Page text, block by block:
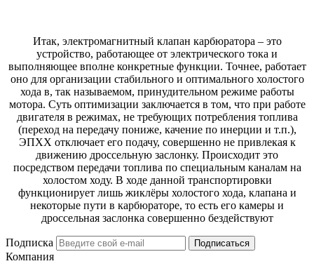
Итак, электромагнитный клапан карбюратора – это
устройство, работающее от электрического тока и
выполняющее вполне конкретные функции. Точнее, работает
оно для организации стабильного и оптимального холостого
хода в, так называемом, принудительном режиме работы
мотора. Суть оптимизации заключается в том, что при работе
двигателя в режимах, не требующих потребления топлива
(переход на передачу пониже, качение по инерции и т.п.),
ЭПХХ отключает его подачу, совершенно не привлекая к
движению дроссельную заслонку. Происходит это
посредством передачи топлива по специальным каналам на
холостом ходу. В ходе данной транспортировки
функционирует лишь жиклёры холостого хода, клапана и
некоторые пути в карбюраторе, то есть его камеры и
дроссельная заслонка совершенно бездействуют
Подписка Подписаться
Компания